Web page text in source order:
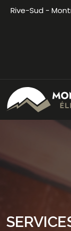
Rive-Sud -